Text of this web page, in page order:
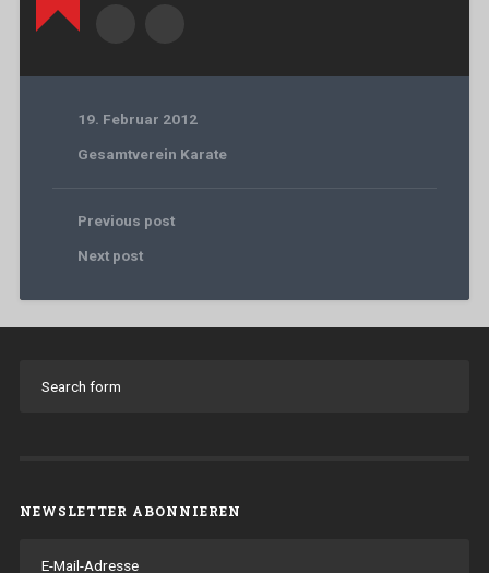
19. Februar 2012
Gesamtverein Karate
Previous post
Next post
NEWSLETTER ABONNIEREN
Mail-